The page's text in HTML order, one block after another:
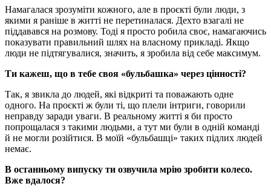
Намагалася зрозуміти кожного, але в проєкті були люди, з
якими я раніше в житті не перетиналася. Дехто взагалі не
піддавався на розмову. Тоді я просто робила своє, намагаючись
показувати правильний шлях на власному прикладі. Якщо
люди не підтягувалися, значить, я зробила від себе максимум.
Ти кажеш, що в тебе своя «бульбашка» через цінності?
Так, я звикла до людей, які відкриті та поважають одне
одного. На проєкті ж були ті, що плели інтриги, говорили
неправду заради уваги. В реальному житті я би просто
попрощалася з такими людьми, а тут ми були в одній команді
й не могли розійтися. В моїй «бульбашці» таких підлих людей
немає.
В останньому випуску ти озвучила мрію зробити колесо.
Вже вдалося?